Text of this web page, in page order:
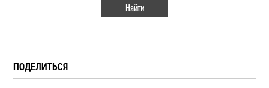
ПОДЕЛИТЬСЯ